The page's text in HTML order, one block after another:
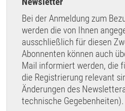
Bei der Anmeldung zum
werden die von Ihnen
ausschließlich für diesen
Abonnenten können auch
Mail informiert werden, die
die Registrierung relevant
Änderungen des
technische Gegebenheiten).